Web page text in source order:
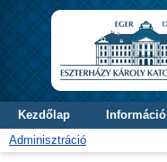
Kezdőlap Információ
Adminisztráció